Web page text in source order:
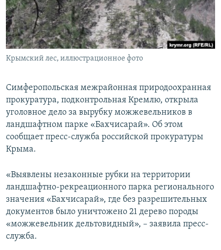
ПОБЕДИТЕЛЕЙ НЕ СУДЯТ?
КРЫМ.НЕПОКОРЕННЫЙ
ELIFBE
УКРАИНСКАЯ ПРОБЛЕМА КРЫМА
ПРИСОЕДИНЯЙТЕСЬ!
Крымский лес, иллюстрационное фото
Симферопольская межрайонная природоохранная
прокуратура, подконтрольная Кремлю, открыла
уголовное дело за вырубку можжевельников в
ландшафтном парке «Бахчисарай». Об этом
сообщает пресс-служба российской прокуратуры
Крыма.
«Выявлены незаконные рубки на территории
ландшафтно-рекреационного парка регионального
значения «Бахчисарай», где без разрешительных
документов было уничтожено 21 дерево породы
«можжевельник дельтовидный», – заявила пресс-
служба.